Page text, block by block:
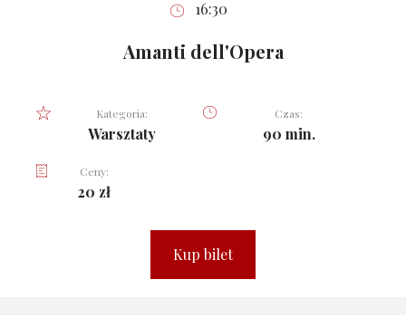
16:30
Amanti dell'Opera
Kategoria:
Warsztaty
Czas:
90 min.
Ceny:
20 zł
Kup bilet